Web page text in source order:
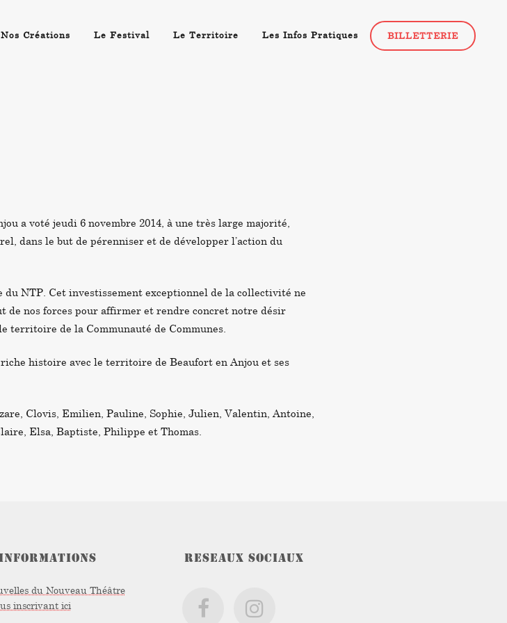
Nos Créations Le Festival Le Territoire Les Infos Pratiques BILLETTERIE
a voté jeudi 6 novembre 2014, à une très large majorité
dans le but de pérenniser et de développer l’action du
du NTP. Cet investissement exceptionnel de la collectivité ne
de nos forces pour affirmer et rendre concret notre désir
territoire de la Communauté de Communes.
histoire avec le territoire de Beaufort en Anjou et ses
Clovis, Emilien, Pauline, Sophie, Julien, Valentin, Antoine,
Elsa, Baptiste, Philippe et Thomas.
du Nouveau Théâtre
inscrivant ici
RESEAUX SOCIAUX